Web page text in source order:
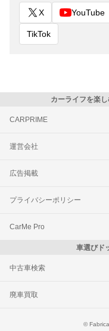
X YouTube
TikTok
カーライフを楽
CARPRIME
運営会社
広告掲載
プライバシーポリシー
CarMe Pro
車選びド
中古車検索
廃車買取
©